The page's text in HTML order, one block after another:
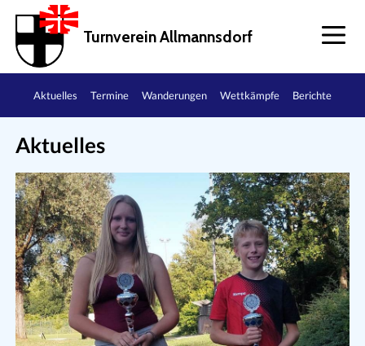
Turnverein Allmannsdorf
Aktuelles Termine Wanderungen Wettkämpfe Berichte
Aktuelles